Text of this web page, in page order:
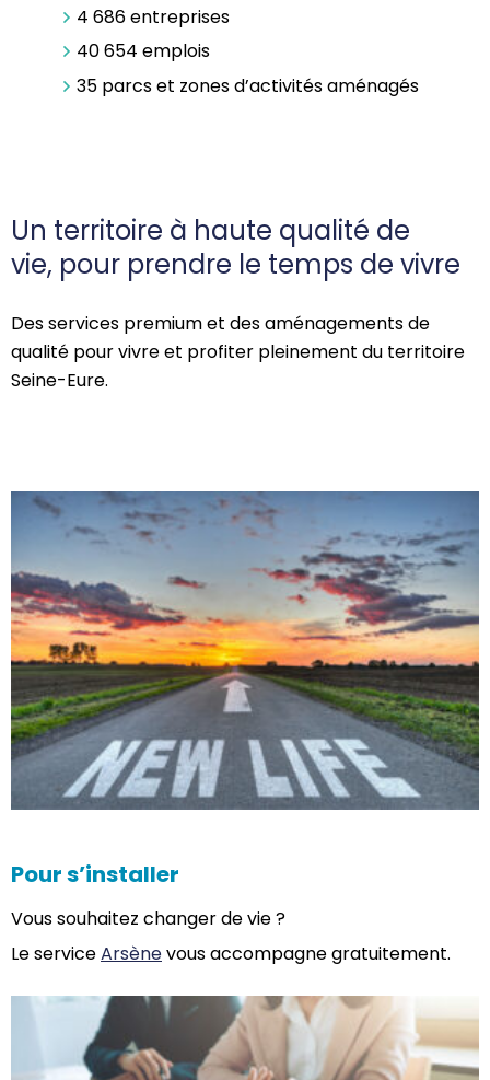
4 686 entreprises
40 654 emplois
35 parcs et zones d’activités aménagés
Un territoire à haute qualité de
vie, pour prendre le temps de vivre
Des services premium et des aménagements de
qualité pour vivre et profiter pleinement du territoire
Seine-Eure.
Pour s’installer
Vous souhaitez changer de vie ?
Le serviceArsènevous accompagne gratuitement.